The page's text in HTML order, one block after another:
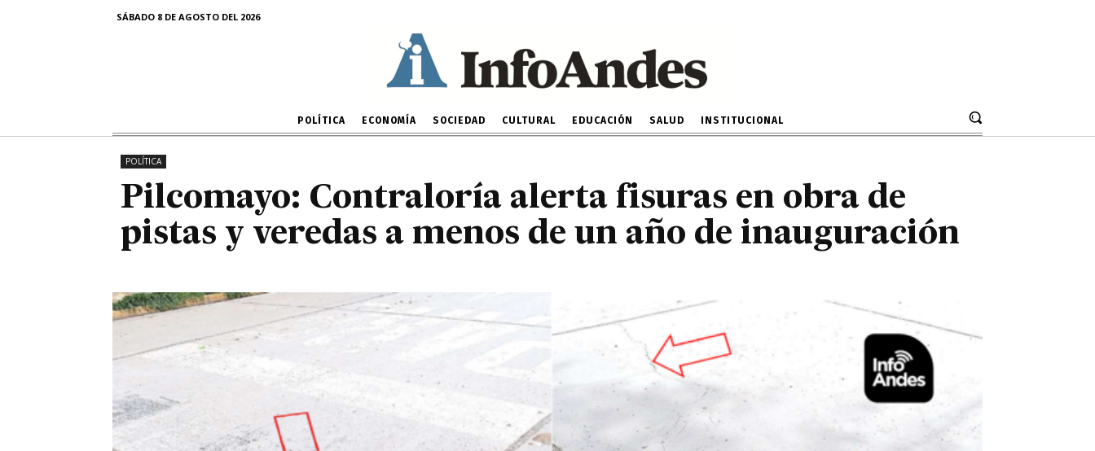
SÁBADO 8 DE AGOSTO DEL 2026
POLÍTICA ECONOMÍA SOCIEDAD CULTURAL EDUCACIÓN SALUD INSTITUCIONAL
Pilcomayo: Contraloría alerta fisuras en obra de
pistas y veredas a menos de un año de inauguración
POLÍTICA
Pilcomayo: Contraloría alerta fisuras en obra de
pistas y veredas a menos de un año de inauguración